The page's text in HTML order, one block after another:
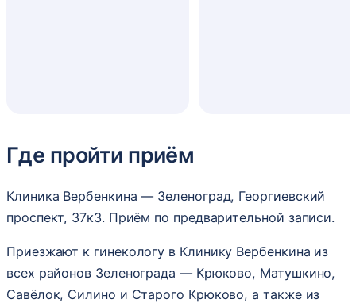
Где пройти приём
Клиника Вербенкина — Зеленоград, Георгиевский
проспект, 37к3. Приём по предварительной записи.
Приезжают к гинекологу в Клинику Вербенкина из
всех районов Зеленограда — Крюково, Матушкино,
Савёлок, Силино и Старого Крюково, а также из